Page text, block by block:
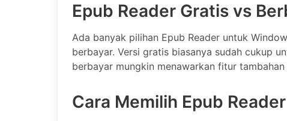
Epub Reader Gratis vs
Ada banyak pilihan Epub Reader untuk
berbayar. Versi gratis biasanya sudah cukup
berbayar mungkin menawarkan fitur
Cara Memilih Epub